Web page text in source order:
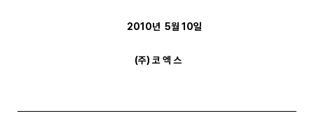
2010년 5월 10일
(주) 코 엑 스